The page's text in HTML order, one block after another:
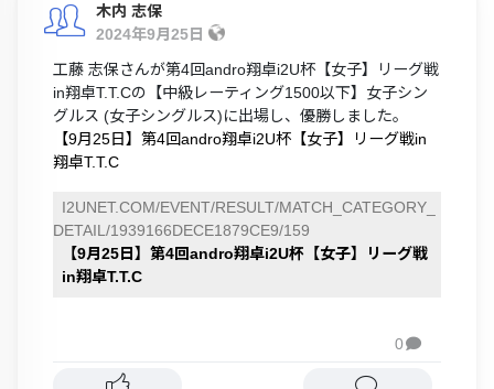
木内 志保
2024年9月25日
工藤 志保さんが第4回andro翔卓i2U杯【女子】リーグ戦
in翔卓T.T.Cの【中級レーティング1500以下】女子シン
グルス (女子シングルス)に出場し、優勝しました。
【9月25日】第4回andro翔卓i2U杯【女子】リーグ戦in
翔卓T.T.C
I2UNET.COM/EVENT/RESULT/MATCH_CATEGORY_
DETAIL/1939166DECE1879CE9/159
【9月25日】第4回andro翔卓i2U杯【女子】リーグ戦
in翔卓T.T.C
0